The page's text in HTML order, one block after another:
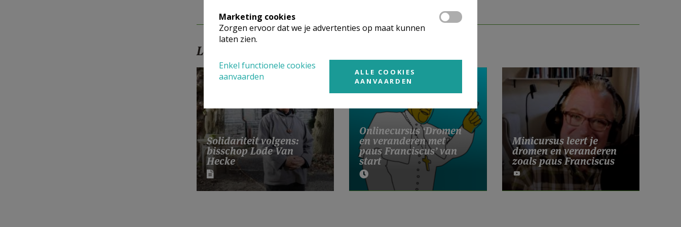
Lees meer
Solidariteit volgens:
bisschop Lode Van
Hecke
Onlinecursus ‘Dromen
en veranderen met
paus Franciscus’ van
start
Minicursus leert je
dromen en veranderen
zoals paus Franciscus
Marketing cookies
Zorgen ervoor dat we je advertenties op maat kunnen
laten zien.
Enkel functionele cookies
aanvaarden
ALLE COOKIES
AANVAARDEN